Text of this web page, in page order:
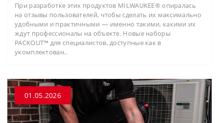
При разработке этих продуктов MILWAUKEE® опиралась
на отзывы пользователей, чтобы сделать их максимально
удобными и практичными — именно такими, какими их
ждут профессионалы на объекте. Новые наборы
PACKOUT™ для специалистов, доступные как в
укомплектован..
01.05.2026